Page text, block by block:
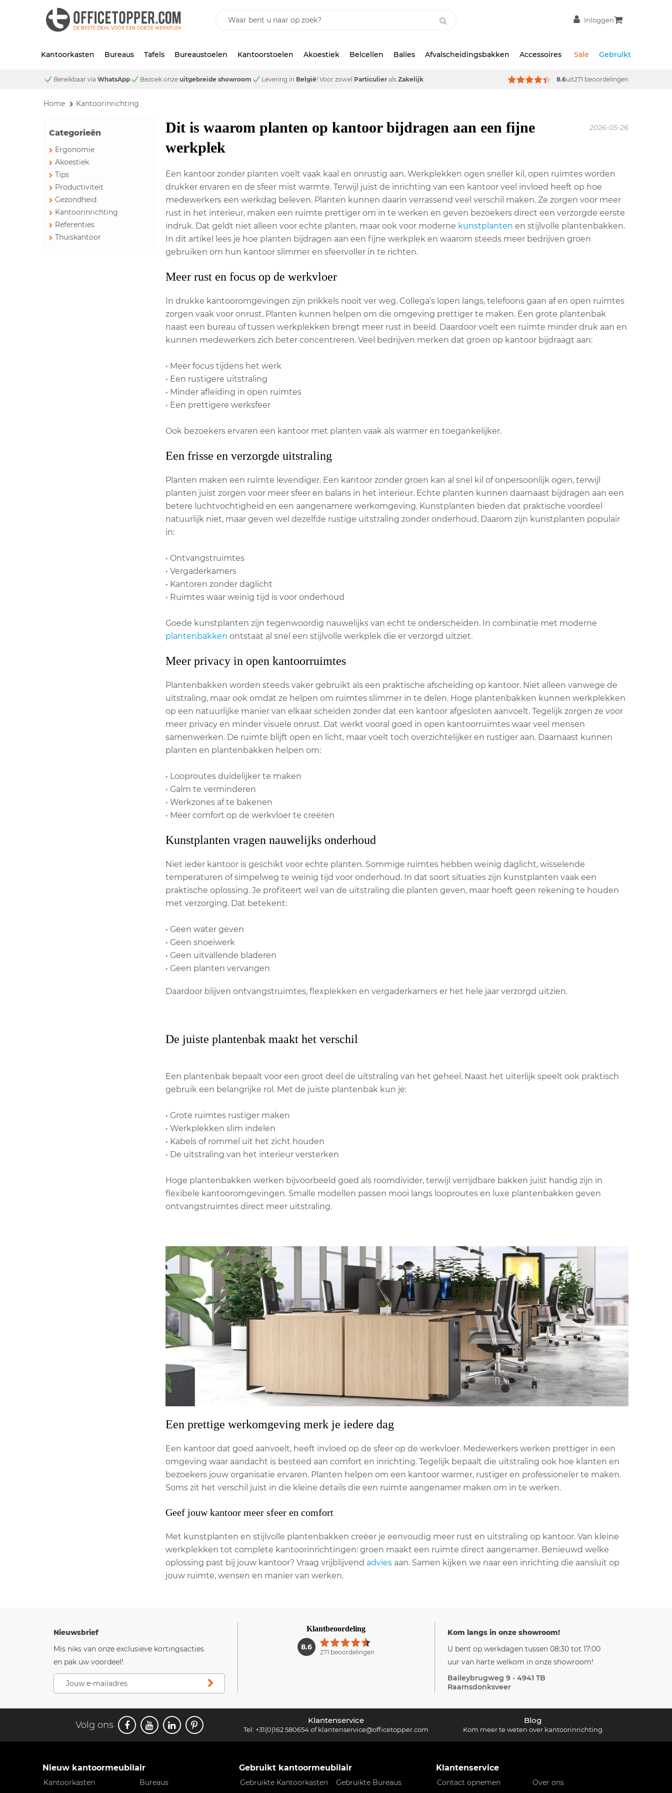
Inloggen
Kantoorkasten Bureaus Tafels Bureaustoelen Kantoorstoelen Akoestiek Belcellen Balies Afvalscheidingsbakken Accessoires Sale Gebruikt
Bereikbaar via WhatsApp Bezoek onze uitgebreide showroom Levering in België! Voor zowel Particulier als Zakelijk 8.6uit271 beoordelingen
Home Kantoorinrichting
Categorieën
Ergonomie
Akoestiek
Tips
Productiviteit
Gezondheid
Kantoorinrichting
Referenties
Thuiskantoor
Dit is waarom planten op kantoor bijdragen aan een fijne
werkplek
2026-05-26
Een kantoor zonder planten voelt vaak kaal en onrustig aan. Werkplekken ogen sneller kil, open ruimtes worden
drukker ervaren en de sfeer mist warmte. Terwijl juist de inrichting van een kantoor veel invloed heeft op hoe
medewerkers een werkdag beleven. Planten kunnen daarin verrassend veel verschil maken. Ze zorgen voor meer
rust in het interieur, maken een ruimte prettiger om in te werken en geven bezoekers direct een verzorgde eerste
indruk. Dat geldt niet alleen voor echte planten, maar ook voor moderne kunstplanten en stijlvolle plantenbakken.
In dit artikel lees je hoe planten bijdragen aan een fijne werkplek en waarom steeds meer bedrijven groen
gebruiken om hun kantoor slimmer en sfeervoller in te richten.
Meer rust en focus op de werkvloer
In drukke kantooromgevingen zijn prikkels nooit ver weg. Collega’s lopen langs, telefoons gaan af en open ruimtes
zorgen vaak voor onrust. Planten kunnen helpen om die omgeving prettiger te maken. Een grote plantenbak
naast een bureau of tussen werkplekken brengt meer rust in beeld. Daardoor voelt een ruimte minder druk aan en
kunnen medewerkers zich beter concentreren. Veel bedrijven merken dat groen op kantoor bijdraagt aan:
• Meer focus tijdens het werk
• Een rustigere uitstraling
• Minder afleiding in open ruimtes
• Een prettigere werksfeer
Ook bezoekers ervaren een kantoor met planten vaak als warmer en toegankelijker.
Een frisse en verzorgde uitstraling
Planten maken een ruimte levendiger. Een kantoor zonder groen kan al snel kil of onpersoonlijk ogen, terwijl
planten juist zorgen voor meer sfeer en balans in het interieur. Echte planten kunnen daarnaast bijdragen aan een
betere luchtvochtigheid en een aangenamere werkomgeving. Kunstplanten bieden dat praktische voordeel
natuurlijk niet, maar geven wel dezelfde rustige uitstraling zonder onderhoud. Daarom zijn kunstplanten populair
in:
• Ontvangstruimtes
• Vergaderkamers
• Kantoren zonder daglicht
• Ruimtes waar weinig tijd is voor onderhoud
Goede kunstplanten zijn tegenwoordig nauwelijks van echt te onderscheiden. In combinatie met moderne
plantenbakken ontstaat al snel een stijlvolle werkplek die er verzorgd uitziet.
Meer privacy in open kantoorruimtes
Plantenbakken worden steeds vaker gebruikt als een praktische afscheiding op kantoor. Niet alleen vanwege de
uitstraling, maar ook omdat ze helpen om ruimtes slimmer in te delen. Hoge plantenbakken kunnen werkplekken
op een natuurlijke manier van elkaar scheiden zonder dat een kantoor afgesloten aanvoelt. Tegelijk zorgen ze voor
meer privacy en minder visuele onrust. Dat werkt vooral goed in open kantoorruimtes waar veel mensen
samenwerken. De ruimte blijft open en licht, maar voelt toch overzichtelijker en rustiger aan. Daarnaast kunnen
planten en plantenbakken helpen om:
• Looproutes duidelijker te maken
• Galm te verminderen
• Werkzones af te bakenen
• Meer comfort op de werkvloer te creëren
Kunstplanten vragen nauwelijks onderhoud
Niet ieder kantoor is geschikt voor echte planten. Sommige ruimtes hebben weinig daglicht, wisselende
temperaturen of simpelweg te weinig tijd voor onderhoud. In dat soort situaties zijn kunstplanten vaak een
praktische oplossing. Je profiteert wel van de uitstraling die planten geven, maar hoeft geen rekening te houden
met verzorging. Dat betekent:
• Geen water geven
• Geen snoeiwerk
• Geen uitvallende bladeren
• Geen planten vervangen
Daardoor blijven ontvangstruimtes, flexplekken en vergaderkamers er het hele jaar verzorgd uitzien.
De juiste plantenbak maakt het verschil
Een plantenbak bepaalt voor een groot deel de uitstraling van het geheel. Naast het uiterlijk speelt ook praktisch
gebruik een belangrijke rol. Met de juiste plantenbak kun je:
• Grote ruimtes rustiger maken
• Werkplekken slim indelen
• Kabels of rommel uit het zicht houden
• De uitstraling van het interieur versterken
Hoge plantenbakken werken bijvoorbeeld goed als roomdivider, terwijl verrijdbare bakken juist handig zijn in
flexibele kantooromgevingen. Smalle modellen passen mooi langs looproutes en luxe plantenbakken geven
ontvangstruimtes direct meer uitstraling.
Een prettige werkomgeving merk je iedere dag
Een kantoor dat goed aanvoelt, heeft invloed op de sfeer op de werkvloer. Medewerkers werken prettiger in een
omgeving waar aandacht is besteed aan comfort en inrichting. Tegelijk bepaalt die uitstraling ook hoe klanten en
bezoekers jouw organisatie ervaren. Planten helpen om een kantoor warmer, rustiger en professioneler te maken.
Soms zit het verschil juist in die kleine details die een ruimte aangenamer maken om in te werken.
Geef jouw kantoor meer sfeer en comfort
Met kunstplanten en stijlvolle plantenbakken creëer je eenvoudig meer rust en uitstraling op kantoor. Van kleine
werkplekken tot complete kantoorinrichtingen: groen maakt een ruimte direct aangenamer. Benieuwd welke
oplossing past bij jouw kantoor? Vraag vrijblijvend adviesaan. Samen kijken we naar een inrichting die aansluit op
jouw ruimte, wensen en manier van werken.
Nieuwsbrief
Mis niks van onze exclusieve kortingsacties
en pak uw voordeel!
Klantbeoordeling
8.6 1
271 beoordelingen
Kom langs in onze showroom!
U bent op werkdagen tussen 08:30 tot 17:00
uur van harte welkom in onze showroom!
Baileybrugweg 9 - 4941 TB
Raamsdonksveer
Volg ons Klantenservice
Tel: +31(0)162 580654ofklantenservice@officetopper.com
Blog
Kom meer te weten over kantoorinrichting
Nieuw kantoormeubilair
Kantoorkasten Bureaus
Gebruikt kantoormeubilair
Gebruikte Kantoorkasten Gebruikte Bureaus
Klantenservice
Contact opnemen Over ons